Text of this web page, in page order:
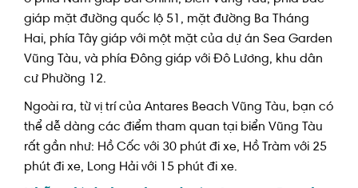
giáp mặt đường quốc lộ 51, mặt đường Ba Tháng
Hai, phía Tây giáp với một mặt của dự án Sea Garden
Vũng Tàu, và phía Đông giáp với Đô Lương, khu dân
cư Phường 12.
Ngoài ra, từ vị trí của Antares Beach Vũng Tàu, bạn có
thể dễ dàng các điểm tham quan tại biển Vũng Tàu
rất gần như: Hồ Cốc với 30 phút đi xe, Hồ Tràm với 25
phút đi xe, Long Hải với 15 phút đi xe.